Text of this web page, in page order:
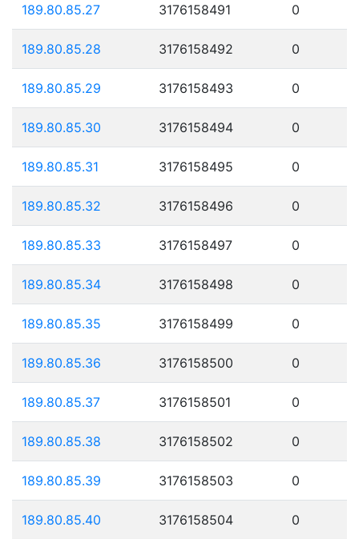
189.80.85.27 3176158491 0
189.80.85.28 3176158492 0
189.80.85.29 3176158493 0
189.80.85.30 3176158494 0
189.80.85.31 3176158495 0
189.80.85.32 3176158496 0
189.80.85.33 3176158497 0
189.80.85.34 3176158498 0
189.80.85.35 3176158499 0
189.80.85.36 3176158500 0
189.80.85.37 3176158501 0
189.80.85.38 3176158502 0
189.80.85.39 3176158503 0
189.80.85.40 3176158504 0